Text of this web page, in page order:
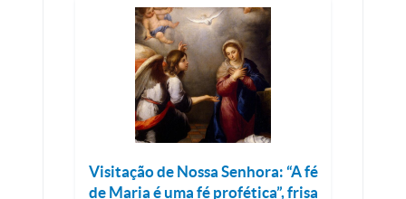
Visitação de Nossa Senhora: “A fé
de Maria é uma fé profética”, frisa